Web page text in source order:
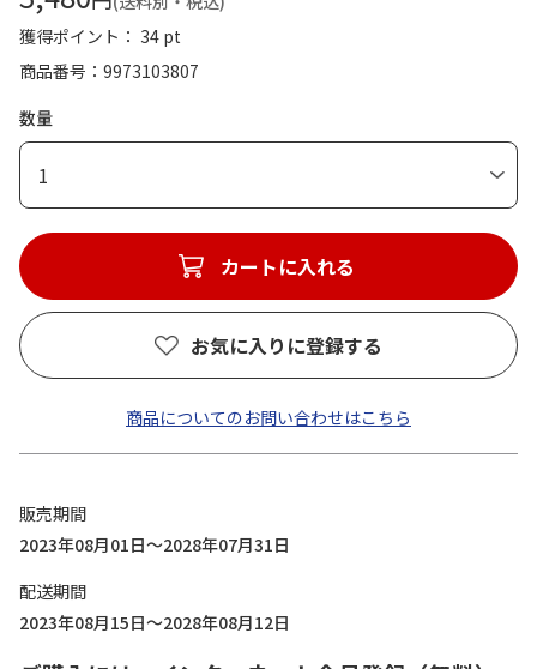
獲得ポイント： 34 pt
商品番号
9973103807
数量
1
カートに入れる
お気に入りに登録する
商品についてのお問い合わせはこちら
販売期間
2023年08月01日～2028年07月31日
配送期間
2023年08月15日～2028年08月12日